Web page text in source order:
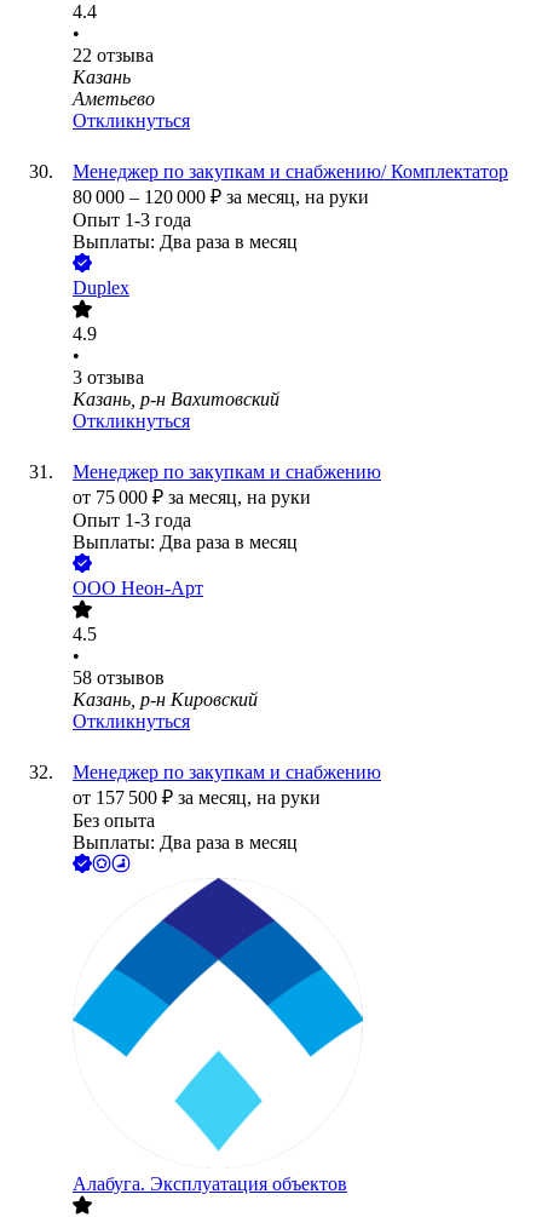
4.4
•
22 отзыва
Казань
Аметьево
Откликнуться
Менеджер по закупкам и снабжению/ Комплектатор
80 000 – 120 000 ₽ за месяц, на руки
Опыт 1-3 года
Выплаты: Два раза в месяц
Duplex
4.9
•
3 отзыва
Казань, р-н Вахитовский
Откликнуться
Менеджер по закупкам и снабжению
от 75 000 ₽ за месяц, на руки
Опыт 1-3 года
Выплаты: Два раза в месяц
ООО Неон-Арт
4.5
•
58 отзывов
Казань, р-н Кировский
Откликнуться
Менеджер по закупкам и снабжению
от 157 500 ₽ за месяц, на руки
Без опыта
Выплаты: Два раза в месяц
Алабуга. Эксплуатация объектов